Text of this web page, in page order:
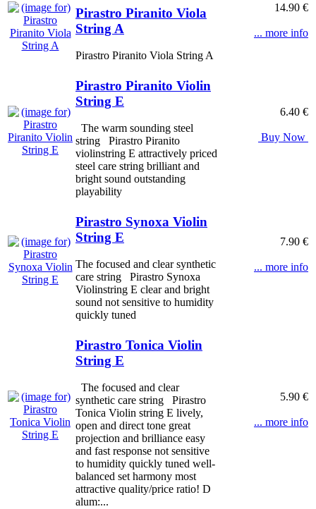
Pirastro Piranito Viola
String A
Pirastro Piranito Viola String A
14.90 €
... more info
Pirastro Piranito Violin
String E
The warm sounding steel
string Pirastro Piranito
violinstring E attractively priced
steel care string brilliant and
bright sound outstanding
playability
6.40 €
Buy Now
Pirastro Synoxa Violin
String E
The focused and clear synthetic
care string Pirastro Synoxa
Violinstring E clear and bright
sound not sensitive to humidity
quickly tuned
7.90 €
... more info
Pirastro Tonica Violin
String E
The focused and clear
synthetic care string Pirastro
Tonica Violin string E lively,
open and direct tone great
projection and brilliance easy
and fast response not sensitive
to humidity quickly tuned well-
balanced set harmony most
attractive quality/price ratio! D
alum:...
5.90 €
... more info